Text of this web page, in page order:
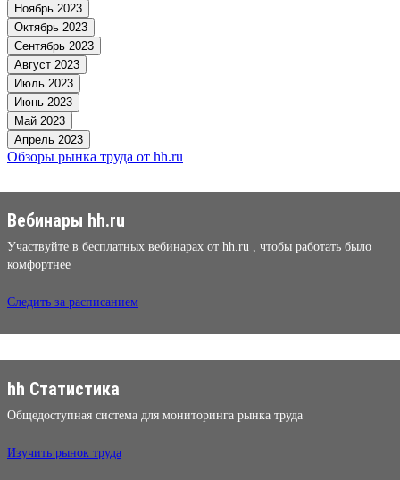
Ноябрь 2023
Октябрь 2023
Сентябрь 2023
Август 2023
Июль 2023
Июнь 2023
Май 2023
Апрель 2023
Обзоры рынка труда от hh.ru
Вебинары hh.ru
Участвуйте в бесплатных вебинарах от hh.ru , чтобы работать было
комфортнее
Следить за расписанием
hh Статистика
Общедоступная система для мониторинга рынка труда
Изучить рынок труда